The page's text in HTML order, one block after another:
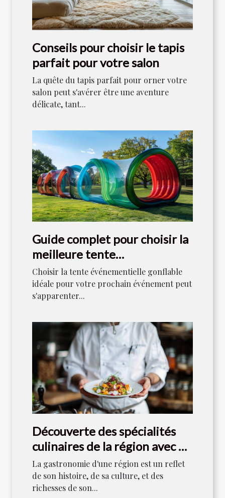
Conseils pour choisir le tapis
parfait pour votre salon
La quête du tapis parfait pour orner votre
salon peut s'avérer être une aventure
délicate, tant...
Guide complet pour choisir la
meilleure tente
événementielle gonflable
Choisir la tente événementielle gonflable
idéale pour votre prochain événement peut
s'apparenter...
Découverte des spécialités
culinaires de la région avec un
chef local
La gastronomie d'une région est un reflet
de son histoire, de sa culture, et des
richesses de son...